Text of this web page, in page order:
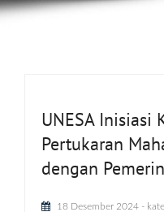
UNESA Inisiasi
Pertukaran
dengan
18 Desember 2024 -